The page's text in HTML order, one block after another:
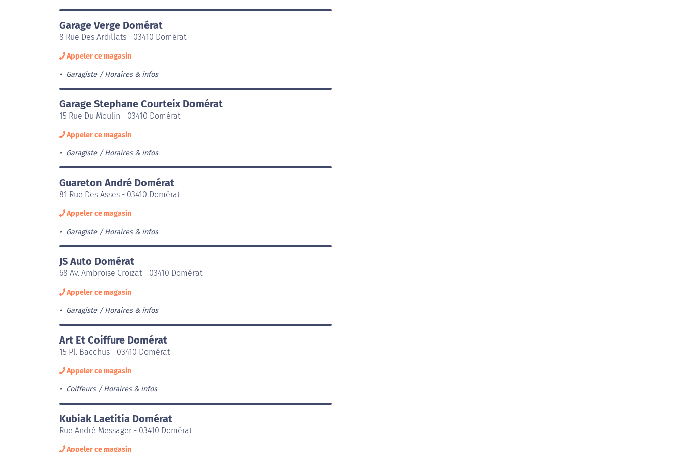
Garage Verge Domérat
8 Rue Des Ardillats - 03410 Domérat
Appeler ce magasin
Garagiste Horaires & infos
Garage Stephane Courteix Domérat
15 Rue Du Moulin - 03410 Domérat
Appeler ce magasin
Garagiste Horaires & infos
Guareton André Domérat
81 Rue Des Asses - 03410 Domérat
Appeler ce magasin
Garagiste Horaires & infos
JS Auto Domérat
68 Av. Ambroise Croizat - 03410 Domérat
Appeler ce magasin
Garagiste Horaires & infos
Art Et Coiffure Domérat
15 Pl. Bacchus - 03410 Domérat
Appeler ce magasin
Coiffeurs Horaires & infos
Kubiak Laetitia Domérat
Rue André Messager - 03410 Domérat
Appeler ce magasin